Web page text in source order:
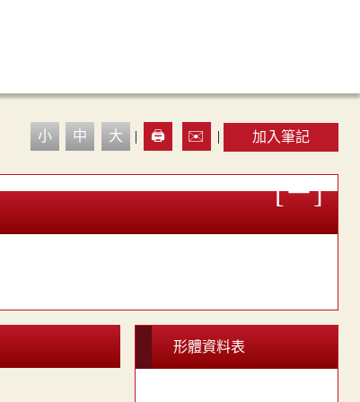
小 中 大 | 🖨️ ✉️ | 加入筆記
形體資料表